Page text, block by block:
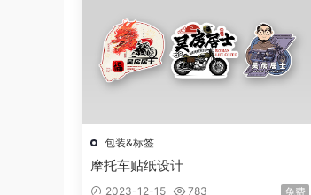
包装&标签
摩托车贴纸设计
2023-12-15 783 免费